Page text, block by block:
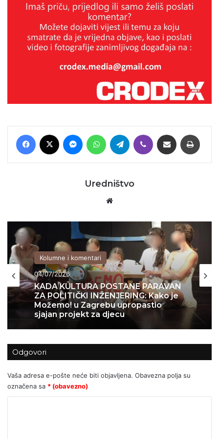
Facebook MessengerWhatsAppTelegram Viber Podijeli putem E-maila
Uredništvo
Kolumne i komentari
04/07/2026
KADA KULTURA POSTANE PARAVAN
Možemo! u Zagrebu upropastio
sjajan projekt za djecu
Domovina
04/07/2026
MEDIJSKA MANIPULACIJA ILI
na Trgu?
Odgovori
Vaša adresa e-pošte neće biti objavljena. Obavezna polja su
označena sa * (obavezno)